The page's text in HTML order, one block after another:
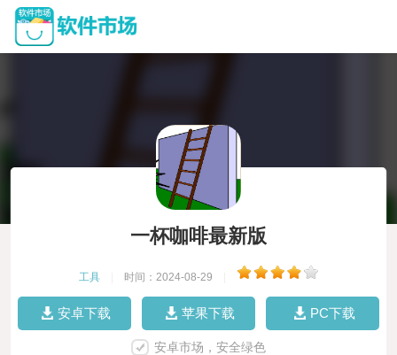
一杯咖啡最新版
工具 时间：2024-08-29
安卓下载 苹果下载 PC下载
安卓市场，安全绿色